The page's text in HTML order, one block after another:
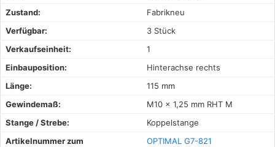
Zustand:
Fabrikneu
Verfügbar:
3 Stück
Verkaufseinheit:
1
Einbauposition:
Hinterachse rechts
Länge:
115 mm
Gewindemaß:
M10 x 1,25 mm RHT M
Stange / Strebe:
Koppelstange
Artikelnummer zum
OPTIMAL G7-821